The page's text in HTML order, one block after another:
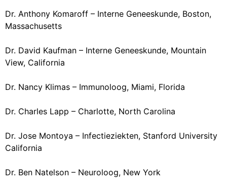
Dr. Anthony Komaroff – Interne Geneeskunde, Boston,
Massachusetts
Dr. David Kaufman – Interne Geneeskunde, Mountain
View, California
Dr. Nancy Klimas – Immunoloog, Miami, Florida
Dr. Charles Lapp – Charlotte, North Carolina
Dr. Jose Montoya – Infectieziekten, Stanford University
California
Dr. Ben Natelson – Neuroloog, New York